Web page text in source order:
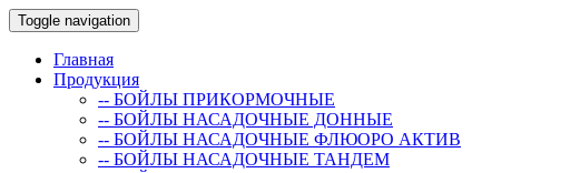
Toggle navigation
Главная
Продукция
-- БОЙЛЫ ПРИКОРМОЧНЫЕ
-- БОЙЛЫ НАСАДОЧНЫЕ ДОННЫЕ
-- БОЙЛЫ НАСАДОЧНЫЕ ФЛЮОРО АКТИВ
-- БОЙЛЫ НАСАДОЧНЫЕ ТАНДЕМ